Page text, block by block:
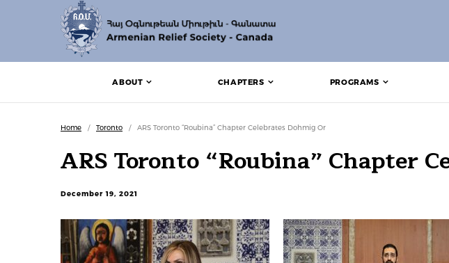
ABOUT CHAPTERS PROGRAMS
Home / Toronto / ARS Toronto “Roubina” Chapter Celebrates Dohmig Or
ARS Toronto “Roubina” Chapter
December 19, 2021